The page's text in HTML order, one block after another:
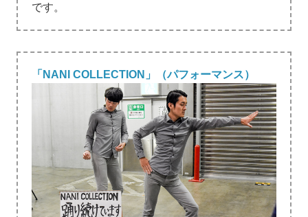
です。
「NANI COLLECTION」（パフォーマンス）